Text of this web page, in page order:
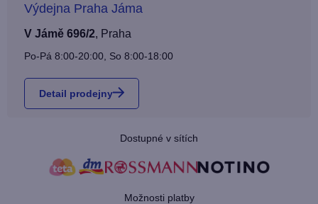
Výdejna Praha Jáma
V Jámě 696/2, Praha
Po-Pá 8:00-20:00, So 8:00-18:00
Detail prodejny
Dostupné v sítích
Možnosti platby